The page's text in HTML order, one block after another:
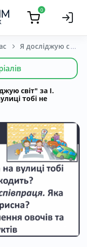
0
Я досліджую світ
світ" за І.
тобі не